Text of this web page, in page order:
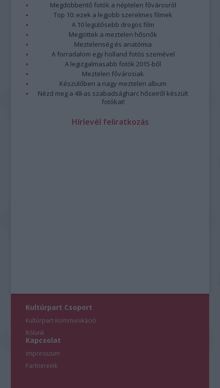
Megdöbbentő fotók a néptelen fővárosról
Top 10: ezek a legjobb szerelmes filmek
A 10 legütősebb drogos film
Megjöttek a meztelen hősnők
Meztelenség és anatómia
A forradalom egy holland fotós szemével
A legizgalmasabb fotók 2015-ből
Meztelen fővárosiak
Készülőben a nagy meztelen album
Nézd meg a 48-as szabadságharc hőseiről készült
fotókat!
Hírlevél feliratkozás
Kultúrpart Csoport
Kultúrpart Kommunikáció
Rólunk
Kapcsolat
Impresszum
Partnereink